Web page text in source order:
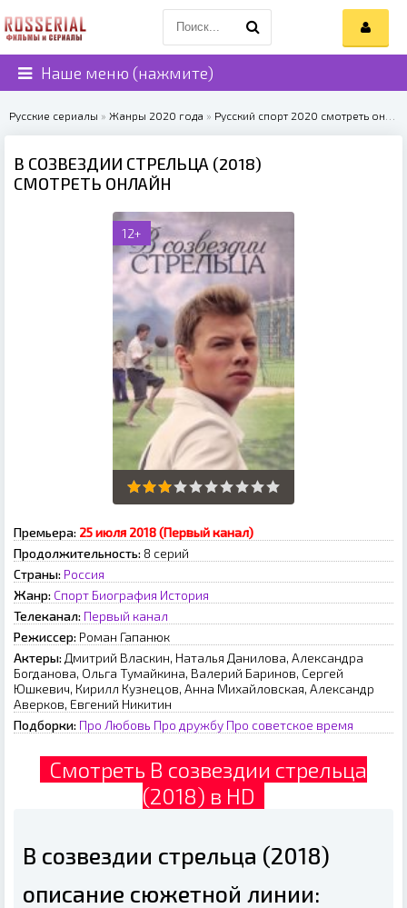
Наше меню (нажмите)
Русские сериалы » Жанры 2020 года » Русский спорт 2020 смотреть онлайн
В СОЗВЕЗДИИ СТРЕЛЬЦА (2018)
СМОТРЕТЬ ОНЛАЙН
12+
Премьера: 25 июля 2018 (Первый канал)
Продолжительность: 8 серий
Страны: Россия
Жанр: Спорт Биография История
Телеканал: Первый канал
Режиссер: Роман Гапанюк
Актеры: Дмитрий Власкин, Наталья Данилова, Александра
Богданова, Ольга Тумайкина, Валерий Баринов, Сергей
Юшкевич, Кирилл Кузнецов, Анна Михайловская, Александр
Аверков, Евгений Никитин
Подборки: Про Любовь Про дружбу Про советское время
Смотреть В созвездии стрельца
(2018) в HD
В созвездии стрельца (2018)
описание сюжетной линии: